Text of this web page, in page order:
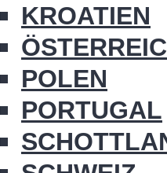
KROATIEN
POLEN
PORTUGAL